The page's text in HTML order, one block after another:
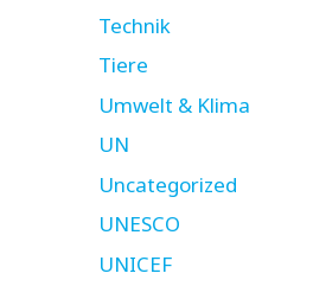
Technik
Tiere
Umwelt & Klima
UN
Uncategorized
UNESCO
UNICEF